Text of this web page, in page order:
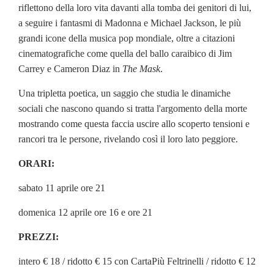
riflettono della loro vita davanti alla tomba dei genitori di lui,
a seguire i fantasmi di Madonna e Michael Jackson, le più
grandi icone della musica pop mondiale, oltre a citazioni
cinematografiche come quella del ballo caraibico di Jim
Carrey e Cameron Diaz in The Mask.
Una tripletta poetica, un saggio che studia le dinamiche
sociali che nascono quando si tratta l'argomento della morte
mostrando come questa faccia uscire allo scoperto tensioni e
rancori tra le persone, rivelando così il loro lato peggiore.
ORARI:
sabato 11 aprile ore 21
domenica 12 aprile ore 16 e ore 21
PREZZI:
intero € 18 / ridotto € 15 con CartaPiù Feltrinelli / ridotto € 12